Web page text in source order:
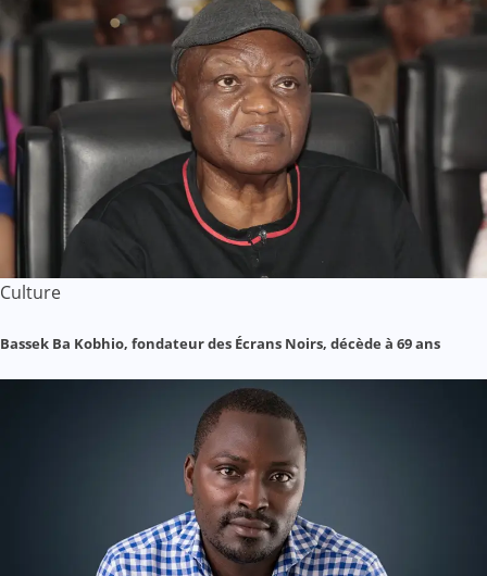
Culture
Bassek Ba Kobhio, fondateur des Écrans Noirs, décède à 69 ans